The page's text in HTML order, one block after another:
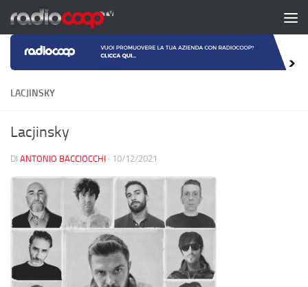
Salta al contenuto
LACJINSKY
Lacjinsky
DI ANTONIO BACCIOCCHI · 10/12/2021